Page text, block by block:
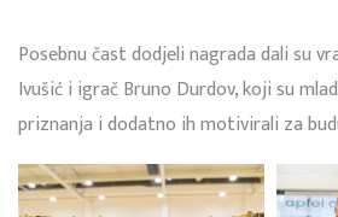
Posebnu čast dodjeli nagrada dali su
Ivušić i igrač Bruno Durdov, koji su
priznanja i dodatno ih motivirali za